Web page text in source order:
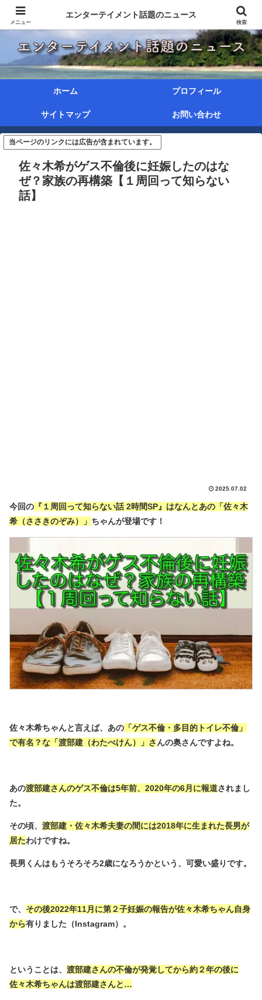
ホーム プロフィール
サイトマップ お問い合わせ
当ページのリンクには広告が含まれています。
佐々木希がゲス不倫後に妊娠したのはな
ぜ？家族の再構築【１周回って知らない
話】
2025.07.02
今回の 『１周回って知らない話 2時間SP』はなんとあの「佐々木
希（ささきのぞみ）」 ちゃんが登場です！
佐々木希ちゃんと言えば、あの 「ゲス不倫・多目的トイレ不倫」
で有名？な「渡部建（わたべけん）」さ んの奥さんですよね。
あの渡部建さんのゲス不倫は5年前、2020年の6月に報道されまし
た。
その頃、 渡部建・佐々木希夫妻の間には2018年に生まれた長男が
居たわけですね。
長男くんはもうそろそろ2歳になろうかという、可愛い盛りです。
で、 その後2022年11月に第２子妊娠の報告が佐々木希ちゃん自身
から有りました（Instagram）。
ということは、 渡部建さんの不倫が発覚してから約２年の後に
佐々木希ちゃんは渡部建さんと…
メニュー
エンターテイメント話題のニュース
検索